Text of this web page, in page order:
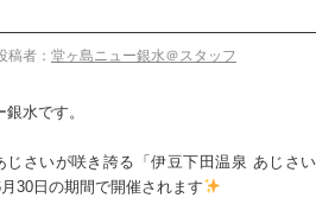
稿者： 堂ヶ島ニュー銀水＠スタッフ
水です。
じさいが咲き誇る「伊豆下田温泉 あじさい
30日の期間で開催されます